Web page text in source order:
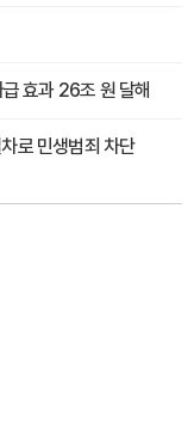
효과 26조 원 달해
로 민생범죄 차단